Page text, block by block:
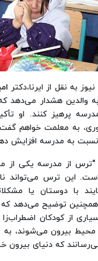
به نقل از ایرنا،دکتر
والدین هشدار می‌دهد که
پرهیز کنند. او
به معلمت خواهم
به مدرسه افزایش
"ترس از مدرسه یکی از
این ترس می‌تواند
با دوستان یا
توضیح می‌دهد که
از کودکان
بیرون می‌شوند، به
که دنیای بیرون